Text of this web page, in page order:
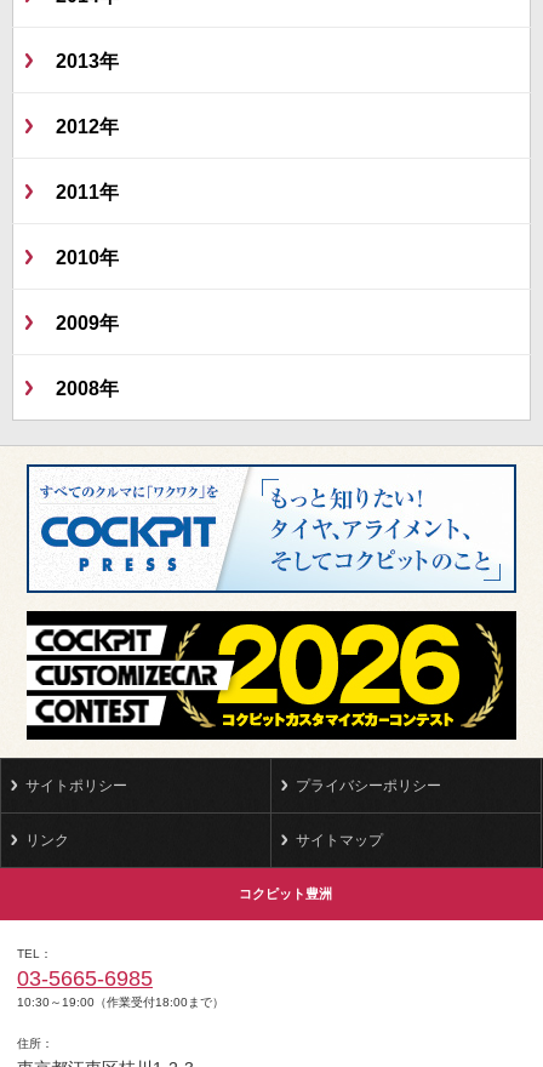
2013年
2012年
2011年
2010年
2009年
2008年
サイトポリシー プライバシーポリシー
リンク サイトマップ
コクピット豊洲
TEL
03-5665-6985
10:30～19:00（作業受付18:00まで）
住所